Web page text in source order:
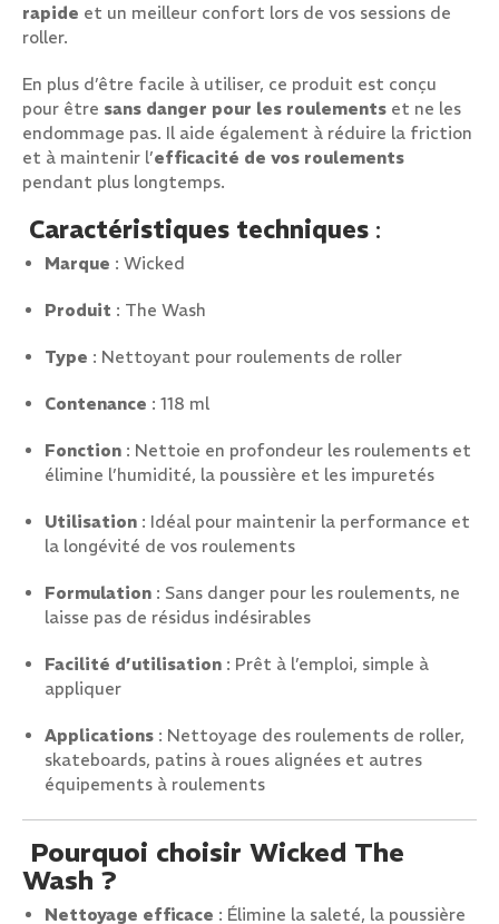
rapide et un meilleur confort lors de vos sessions de
roller.
En plus d’être facile à utiliser, ce produit est conçu
pour être sans danger pour les roulements et ne les
endommage pas. Il aide également à réduire la friction
et à maintenir l’efficacité de vos roulements
pendant plus longtemps.
Caractéristiques techniques :
Marque : Wicked
Produit : The Wash
Type : Nettoyant pour roulements de roller
Contenance : 118 ml
Fonction : Nettoie en profondeur les roulements et
élimine l’humidité, la poussière et les impuretés
Utilisation : Idéal pour maintenir la performance et
la longévité de vos roulements
Formulation : Sans danger pour les roulements, ne
laisse pas de résidus indésirables
Facilité d’utilisation : Prêt à l’emploi, simple à
appliquer
Applications : Nettoyage des roulements de roller,
skateboards, patins à roues alignées et autres
équipements à roulements
Pourquoi choisir Wicked The
Wash ?
Nettoyage efficace : Élimine la saleté, la poussière